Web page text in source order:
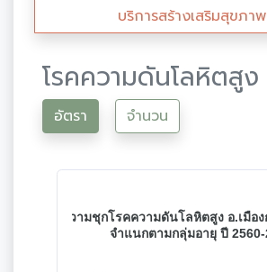
บริการสร้างเสริมสุขภาพ
โรคความดันโลหิตสูง
อัตรา จำนวน